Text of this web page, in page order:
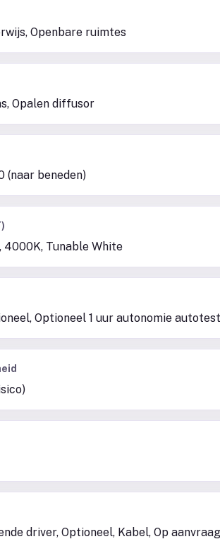
Openbare ruimtes
Opalen diffusor
(naar beneden)
4000K, Tunable White
Optioneel 1 uur autonomie autotest
driver, Optioneel, Kabel, Op